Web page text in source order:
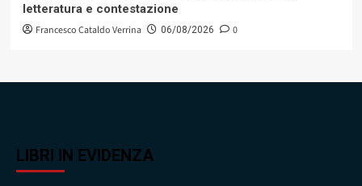
letteratura e contestazione
Francesco Cataldo Verrina 06/08/2026 0
LIBRI IN EVIDENZA